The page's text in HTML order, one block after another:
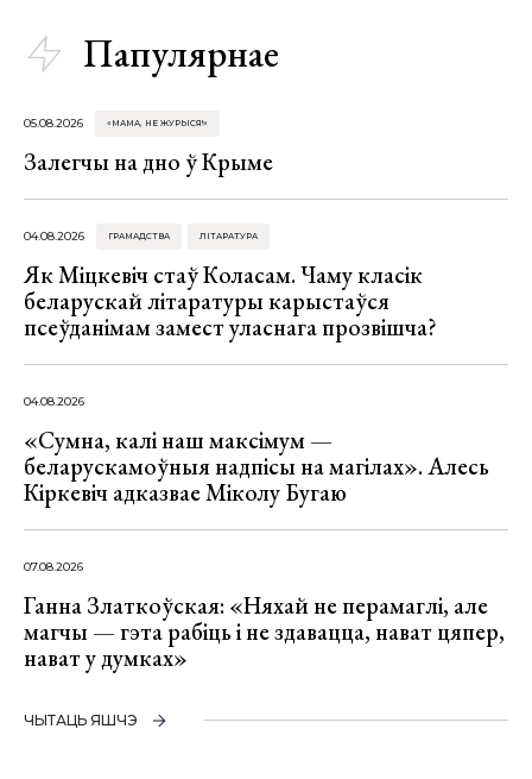
Папулярнае
05.08.2026 «МАМА, НЕ ЖУРЫСЯ!»
Залегчы на дно ў Крыме
04.08.2026 ГРАМАДСТВА ЛІТАРАТУРА
Як Міцкевіч стаў Коласам. Чаму класік
беларускай літаратуры карыстаўся
псеўданімам замест уласнага прозвішча?
04.08.2026
«Сумна, калі наш максімум —
беларускамоўныя надпісы на магілах». Алесь
Кіркевіч адказвае Міколу Бугаю
07.08.2026
Ганна Златкоўская: «Няхай не перамаглі, але
магчы — гэта рабіць і не здавацца, нават цяпер,
нават у думках»
ЧЫТАЦЬ ЯШЧЭ